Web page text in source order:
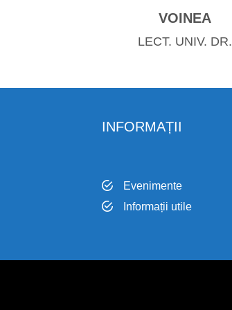
VOINEA
LECT. UNIV. DR.
INFORMAȚII
Evenimente
Informații utile